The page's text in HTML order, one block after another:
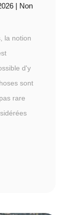
| Non
la notion
d'y
sont
rare